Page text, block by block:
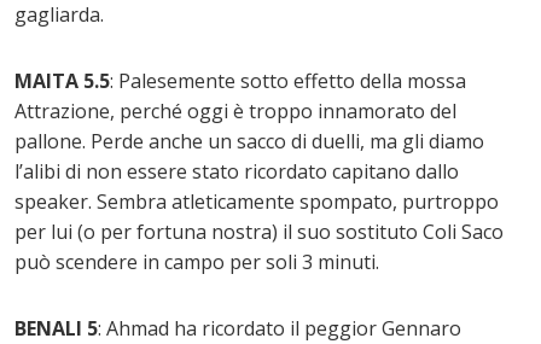
gagliarda.
MAITA 5.5: Palesemente sotto effetto della mossa
Attrazione, perché oggi è troppo innamorato del
pallone. Perde anche un sacco di duelli, ma gli diamo
l’alibi di non essere stato ricordato capitano dallo
speaker. Sembra atleticamente spompato, purtroppo
per lui (o per fortuna nostra) il suo sostituto Coli Saco
può scendere in campo per soli 3 minuti.
BENALI 5: Ahmad ha ricordato il peggior Gennaro